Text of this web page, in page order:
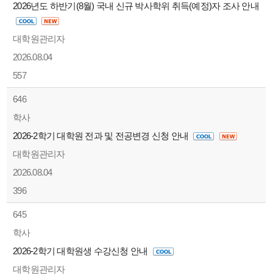
2026년도 하반기(8월) 국내 신규 박사학위 취득(예정)자 조사 안내
대학원관리자
2026.08.04
557
646
학사
2026-2학기 대학원 전과 및 전공변경 신청 안내
대학원관리자
2026.08.04
396
645
학사
2026-2학기 대학원생 수강신청 안내
대학원관리자